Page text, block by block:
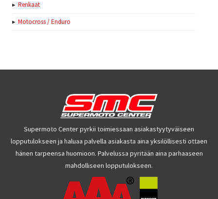
Renkaat
Motocross / Enduro
Supermoto Center pyrkii toimiessaan asiakastyytyväiseen
lopputulokseen ja haluaa palvella asiakasta aina yksilöllisesti ottaen
hänen tarpeensa huomioon. Palvelussa pyritään aina parhaaseen
mahdolliseen lopputulokseen.